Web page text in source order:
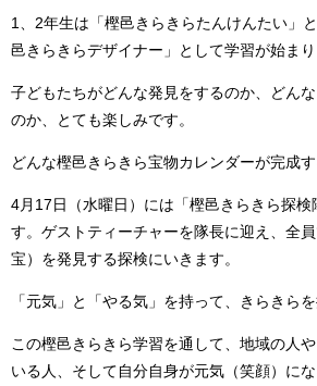
1、2年生は「樫邑きらきらたんけんたい」
邑きらきらデザイナー」として学習が始まり
子どもたちがどんな発見をするのか、どん
のか、とても楽しみです。
どんな樫邑きらきら宝物カレンダーが完成
4月17日（水曜日）には「樫邑きらきら探検
す。ゲストティーチャーを隊長に迎え、全
宝）を発見する探検にいきます。
「元気」と「やる気」を持って、きらきら
この樫邑きらきら学習を通して、地域の人
いる人、そして自分自身が元気（笑顔）にな